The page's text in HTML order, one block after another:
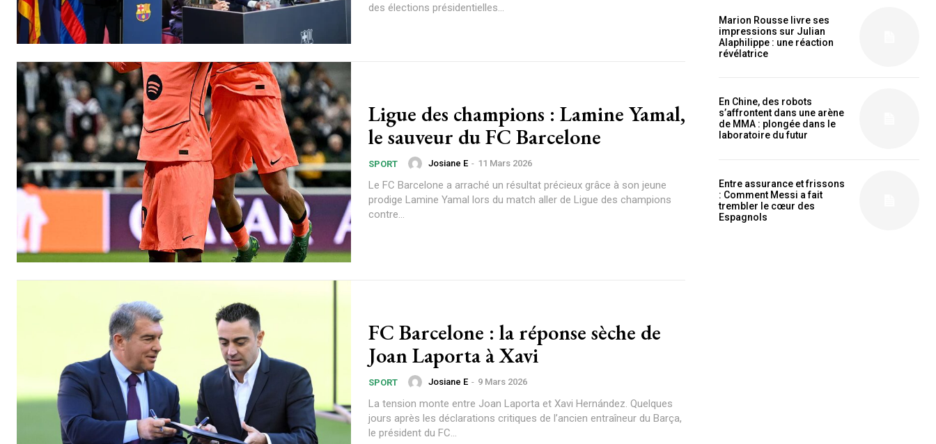
Free limited access
Gratuit / forever
Etiam est nibh, lobortis sit
Praesent euismod ac
Ut mollis pellentesque tortor
Nullam eu erat condimentum
Donec quis est ac felis
Orci varius natoque dolor
$100
Etiam est nibh, lobortis sit
Praesent euismod ac
YEARLY PRICING
des élections présidentielles...
Ligue des champions : Lamine Yamal,
le sauveur du FC Barcelone
SPORT Josiane E - 11 Mars 2026
Le FC Barcelone a arraché un résultat précieux grâce à son jeune
prodige Lamine Yamal lors du match aller de Ligue des champions
contre...
FC Barcelone : la réponse sèche de
Joan Laporta à Xavi
SPORT Josiane E - 9 Mars 2026
La tension monte entre Joan Laporta et Xavi Hernández. Quelques
jours après les déclarations critiques de l’ancien entraîneur du Barça,
le président du FC...
Marion Rousse livre ses
impressions sur Julian
Alaphilippe : une réaction
révélatrice
En Chine, des robots
s’affrontent dans une arène
de MMA : plongée dans le
laboratoire du futur
Entre assurance et frissons
: Comment Messi a fait
trembler le cœur des
Espagnols